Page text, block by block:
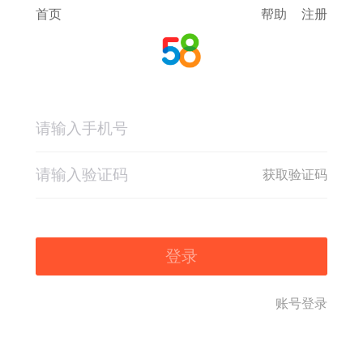
首页 帮助 注册
获取验证码
登录
账号登录